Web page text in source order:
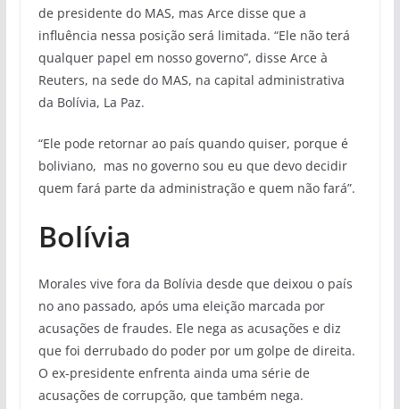
de presidente do MAS, mas Arce disse que a
influência nessa posição será limitada. “Ele não terá
qualquer papel em nosso governo”, disse Arce à
Reuters, na sede do MAS, na capital administrativa
da Bolívia, La Paz.
“Ele pode retornar ao país quando quiser, porque é
boliviano, mas no governo sou eu que devo decidir
quem fará parte da administração e quem não fará”.
Bolívia
Morales vive fora da Bolívia desde que deixou o país
no ano passado, após uma eleição marcada por
acusações de fraudes. Ele nega as acusações e diz
que foi derrubado do poder por um golpe de direita.
O ex-presidente enfrenta ainda uma série de
acusações de corrupção, que também nega.